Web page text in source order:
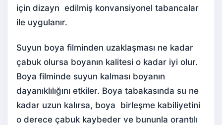
için dizayn edilmiş konvansiyonel tabancalar
ile uygulanır.
Suyun boya filminden uzaklaşması ne kadar
çabuk olursa boyanın kalitesi o kadar iyi olur.
Boya filminde suyun kalması boyanın
dayanıklılığını etkiler. Boya tabakasında su ne
kadar uzun kalırsa, boya birleşme kabiliyetini
o derece çabuk kaybeder ve bununla orantılı